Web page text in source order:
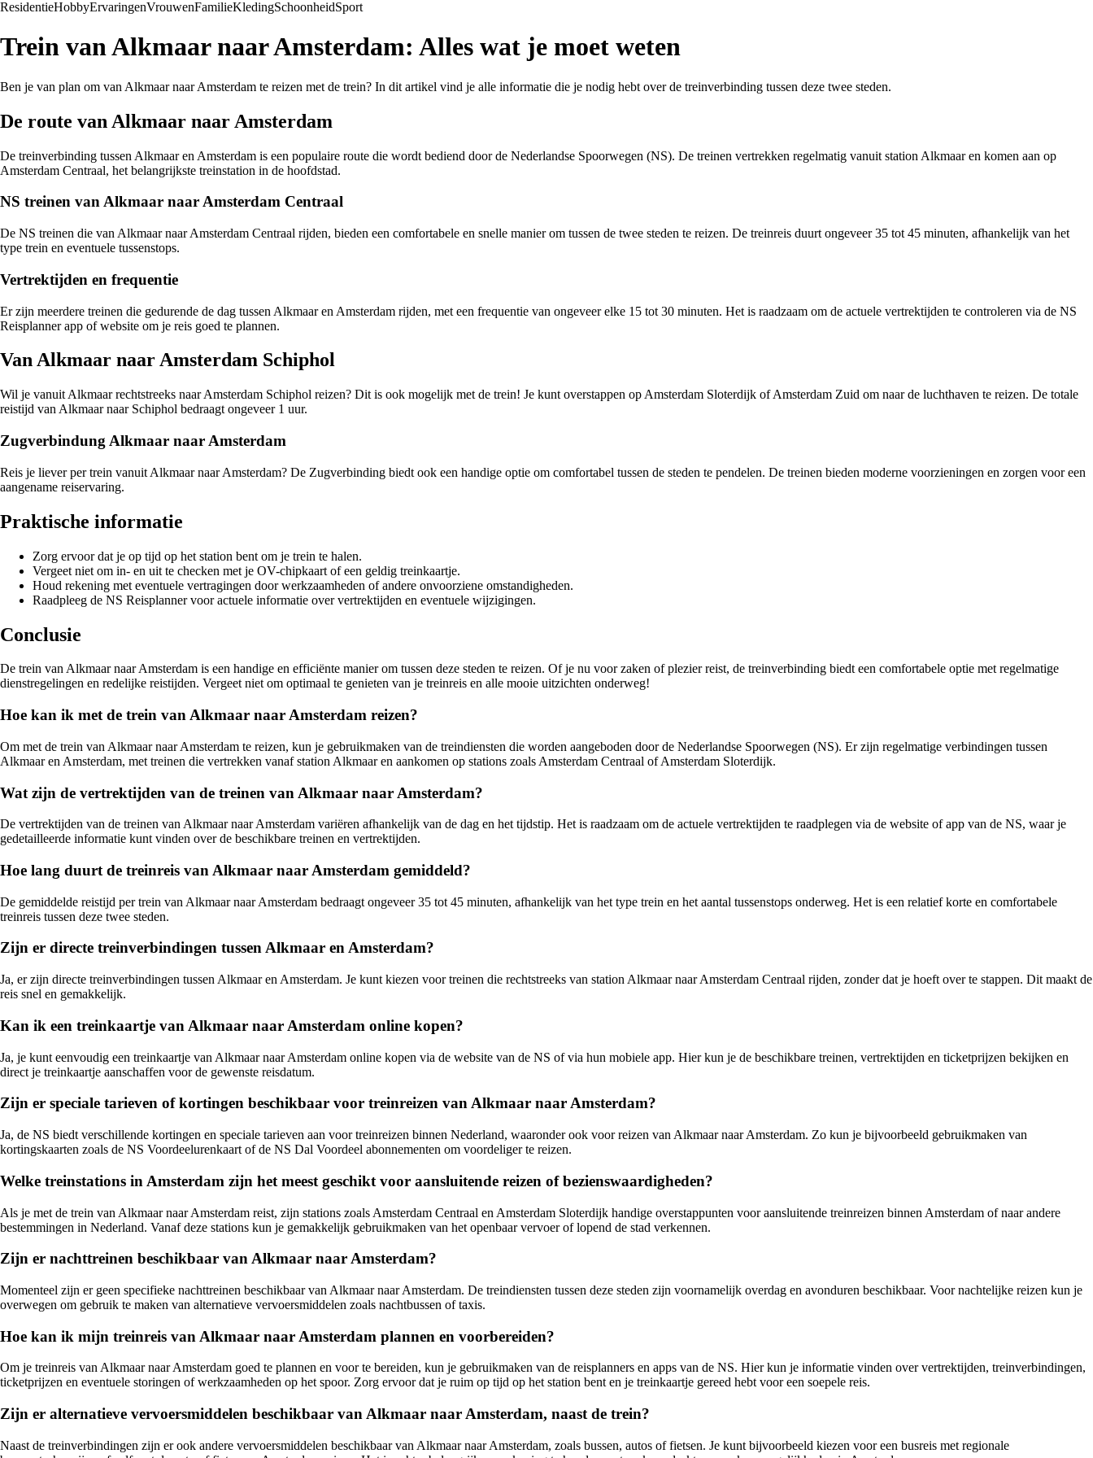
ResidentieHobbyErvaringenVrouwenFamilieKledingSchoonheidSport
Trein van Alkmaar naar Amsterdam: Alles wat je moet weten
Ben je van plan om van Alkmaar naar Amsterdam te reizen met de trein? In dit artikel vind je alle informatie die je nodig hebt over de treinverbinding tussen deze twee steden.
De route van Alkmaar naar Amsterdam
De treinverbinding tussen Alkmaar en Amsterdam is een populaire route die wordt bediend door de Nederlandse Spoorwegen (NS). De treinen vertrekken regelmatig vanuit station Alkmaar en komen aan op
Amsterdam Centraal, het belangrijkste treinstation in de hoofdstad.
NS treinen van Alkmaar naar Amsterdam Centraal
De NS treinen die van Alkmaar naar Amsterdam Centraal rijden, bieden een comfortabele en snelle manier om tussen de twee steden te reizen. De treinreis duurt ongeveer 35 tot 45 minuten, afhankelijk van het
type trein en eventuele tussenstops.
Vertrektijden en frequentie
Er zijn meerdere treinen die gedurende de dag tussen Alkmaar en Amsterdam rijden, met een frequentie van ongeveer elke 15 tot 30 minuten. Het is raadzaam om de actuele vertrektijden te controleren via de NS
Reisplanner app of website om je reis goed te plannen.
Van Alkmaar naar Amsterdam Schiphol
Wil je vanuit Alkmaar rechtstreeks naar Amsterdam Schiphol reizen? Dit is ook mogelijk met de trein! Je kunt overstappen op Amsterdam Sloterdijk of Amsterdam Zuid om naar de luchthaven te reizen. De totale
reistijd van Alkmaar naar Schiphol bedraagt ongeveer 1 uur.
Zugverbindung Alkmaar naar Amsterdam
Reis je liever per trein vanuit Alkmaar naar Amsterdam? De Zugverbinding biedt ook een handige optie om comfortabel tussen de steden te pendelen. De treinen bieden moderne voorzieningen en zorgen voor een
aangename reiservaring.
Praktische informatie
Zorg ervoor dat je op tijd op het station bent om je trein te halen.
Vergeet niet om in- en uit te checken met je OV-chipkaart of een geldig treinkaartje.
Houd rekening met eventuele vertragingen door werkzaamheden of andere onvoorziene omstandigheden.
Raadpleeg de NS Reisplanner voor actuele informatie over vertrektijden en eventuele wijzigingen.
Conclusie
De trein van Alkmaar naar Amsterdam is een handige en efficiënte manier om tussen deze steden te reizen. Of je nu voor zaken of plezier reist, de treinverbinding biedt een comfortabele optie met regelmatige
dienstregelingen en redelijke reistijden. Vergeet niet om optimaal te genieten van je treinreis en alle mooie uitzichten onderweg!
Hoe kan ik met de trein van Alkmaar naar Amsterdam reizen?
Om met de trein van Alkmaar naar Amsterdam te reizen, kun je gebruikmaken van de treindiensten die worden aangeboden door de Nederlandse Spoorwegen (NS). Er zijn regelmatige verbindingen tussen
Alkmaar en Amsterdam, met treinen die vertrekken vanaf station Alkmaar en aankomen op stations zoals Amsterdam Centraal of Amsterdam Sloterdijk.
Wat zijn de vertrektijden van de treinen van Alkmaar naar Amsterdam?
De vertrektijden van de treinen van Alkmaar naar Amsterdam variëren afhankelijk van de dag en het tijdstip. Het is raadzaam om de actuele vertrektijden te raadplegen via de website of app van de NS, waar je
gedetailleerde informatie kunt vinden over de beschikbare treinen en vertrektijden.
Hoe lang duurt de treinreis van Alkmaar naar Amsterdam gemiddeld?
De gemiddelde reistijd per trein van Alkmaar naar Amsterdam bedraagt ongeveer 35 tot 45 minuten, afhankelijk van het type trein en het aantal tussenstops onderweg. Het is een relatief korte en comfortabele
treinreis tussen deze twee steden.
Zijn er directe treinverbindingen tussen Alkmaar en Amsterdam?
Ja, er zijn directe treinverbindingen tussen Alkmaar en Amsterdam. Je kunt kiezen voor treinen die rechtstreeks van station Alkmaar naar Amsterdam Centraal rijden, zonder dat je hoeft over te stappen. Dit maakt de
reis snel en gemakkelijk.
Kan ik een treinkaartje van Alkmaar naar Amsterdam online kopen?
Ja, je kunt eenvoudig een treinkaartje van Alkmaar naar Amsterdam online kopen via de website van de NS of via hun mobiele app. Hier kun je de beschikbare treinen, vertrektijden en ticketprijzen bekijken en
direct je treinkaartje aanschaffen voor de gewenste reisdatum.
Zijn er speciale tarieven of kortingen beschikbaar voor treinreizen van Alkmaar naar Amsterdam?
Ja, de NS biedt verschillende kortingen en speciale tarieven aan voor treinreizen binnen Nederland, waaronder ook voor reizen van Alkmaar naar Amsterdam. Zo kun je bijvoorbeeld gebruikmaken van
kortingskaarten zoals de NS Voordeelurenkaart of de NS Dal Voordeel abonnementen om voordeliger te reizen.
Welke treinstations in Amsterdam zijn het meest geschikt voor aansluitende reizen of bezienswaardigheden?
Als je met de trein van Alkmaar naar Amsterdam reist, zijn stations zoals Amsterdam Centraal en Amsterdam Sloterdijk handige overstappunten voor aansluitende treinreizen binnen Amsterdam of naar andere
bestemmingen in Nederland. Vanaf deze stations kun je gemakkelijk gebruikmaken van het openbaar vervoer of lopend de stad verkennen.
Zijn er nachttreinen beschikbaar van Alkmaar naar Amsterdam?
Momenteel zijn er geen specifieke nachttreinen beschikbaar van Alkmaar naar Amsterdam. De treindiensten tussen deze steden zijn voornamelijk overdag en avonduren beschikbaar. Voor nachtelijke reizen kun je
overwegen om gebruik te maken van alternatieve vervoersmiddelen zoals nachtbussen of taxis.
Hoe kan ik mijn treinreis van Alkmaar naar Amsterdam plannen en voorbereiden?
Om je treinreis van Alkmaar naar Amsterdam goed te plannen en voor te bereiden, kun je gebruikmaken van de reisplanners en apps van de NS. Hier kun je informatie vinden over vertrektijden, treinverbindingen,
ticketprijzen en eventuele storingen of werkzaamheden op het spoor. Zorg ervoor dat je ruim op tijd op het station bent en je treinkaartje gereed hebt voor een soepele reis.
Zijn er alternatieve vervoersmiddelen beschikbaar van Alkmaar naar Amsterdam, naast de trein?
Naast de treinverbindingen zijn er ook andere vervoersmiddelen beschikbaar van Alkmaar naar Amsterdam, zoals bussen, autos of fietsen. Je kunt bijvoorbeeld kiezen voor een busreis met regionale